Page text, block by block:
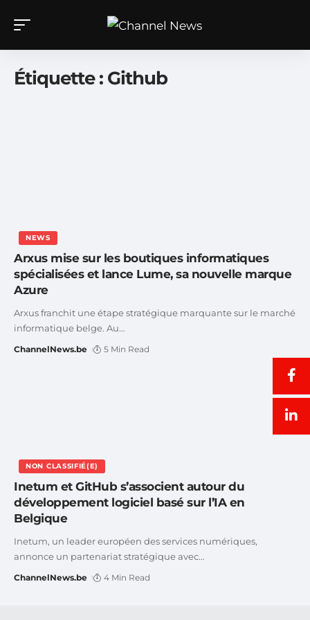
Étiquette : Github
NEWS
Arxus mise sur les boutiques informatiques
spécialisées et lance Lume, sa nouvelle marque
Azure
Arxus franchit une étape stratégique marquante sur le marché
informatique belge. Au…
ChannelNews.be 5 Min Read
NON CLASSIFIÉ(E)
Inetum et GitHub s’associent autour du
développement logiciel basé sur l’IA en
Belgique
Inetum, un leader européen des services numériques,
annonce un partenariat stratégique avec…
ChannelNews.be 4 Min Read